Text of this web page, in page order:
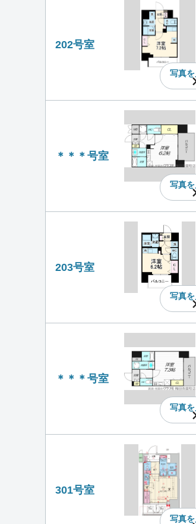
202号室
写真を
＊＊＊号室
写真を
203号室
写真を
＊＊＊号室
写真を
301号室
写真を